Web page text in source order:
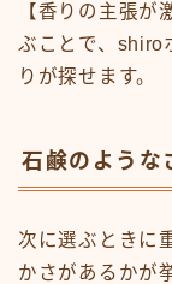
【香りの主張が
ぶことで、shiro
りが探せます。
石鹸のような
次に選ぶときに
かさがあるかが